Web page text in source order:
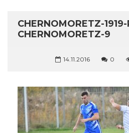
CHERNOMORETZ-1919-
CHERNOMORETZ-9
14.11.2016 0